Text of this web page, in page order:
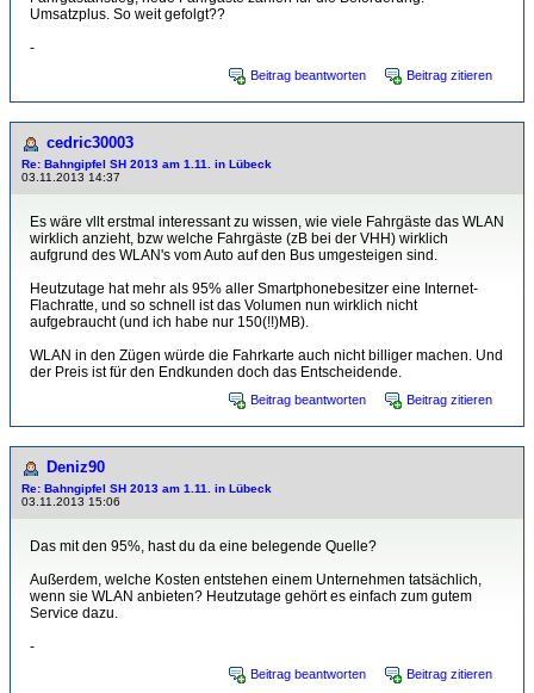
Umsatzplus. So weit gefolgt??
-
Beitrag beantworten Beitrag zitieren
cedric30003
Re: Bahngipfel SH 2013 am 1.11. in Lübeck
03.11.2013 14:37
Es wäre vllt erstmal interessant zu wissen, wie viele Fahrgäste das WLAN
wirklich anzieht, bzw welche Fahrgäste (zB bei der VHH) wirklich
aufgrund des WLAN's vom Auto auf den Bus umgesteigen sind.
Heutzutage hat mehr als 95% aller Smartphonebesitzer eine Internet-
Flachratte, und so schnell ist das Volumen nun wirklich nicht
aufgebraucht (und ich habe nur 150(!!)MB).
WLAN in den Zügen würde die Fahrkarte auch nicht billiger machen. Und
der Preis ist für den Endkunden doch das Entscheidende.
Beitrag beantworten Beitrag zitieren
Deniz90
Re: Bahngipfel SH 2013 am 1.11. in Lübeck
03.11.2013 15:06
Das mit den 95%, hast du da eine belegende Quelle?
Außerdem, welche Kosten entstehen einem Unternehmen tatsächlich,
wenn sie WLAN anbieten? Heutzutage gehört es einfach zum gutem
Service dazu.
-
Beitrag beantworten Beitrag zitieren